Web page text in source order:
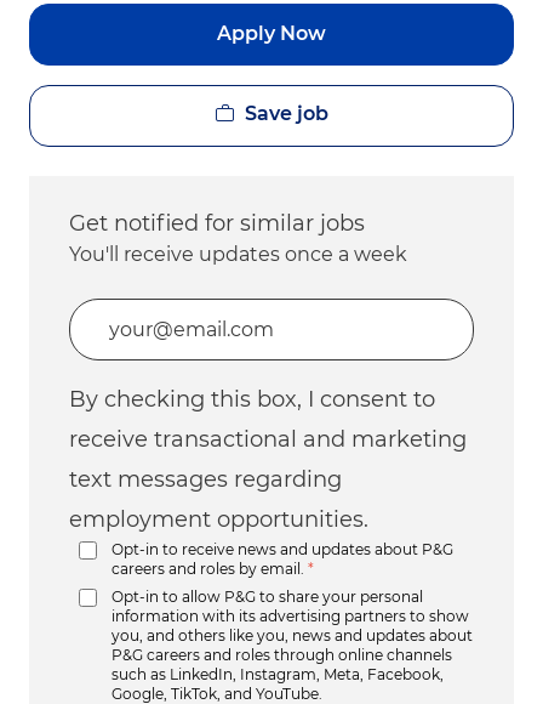
Apply Now
Save job
Get notified for similar jobs
You'll receive updates once a week
Enter Email address (Required)
By checking this box, I consent to
receive transactional and marketing
text messages regarding
employment opportunities.
Opt-in to receive news and updates about P&G
careers and roles by email.
*
Opt-in to allow P&G to share your personal
information with its advertising partners to show
you, and others like you, news and updates about
P&G careers and roles through online channels
such as LinkedIn, Instagram, Meta, Facebook,
Google, TikTok, and YouTube.